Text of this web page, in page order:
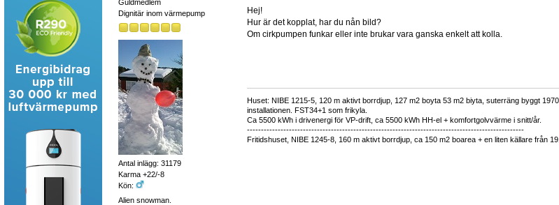
Guldmedlem
Dignitär inom värmepump
Antal inlägg: 31179
Karma +22/-8
Kön:
Alien snowman.
Hej!
Hur är det kopplat, har du nån bild?
Om cirkpumpen funkar eller inte brukar vara ganska enkelt att kolla.
Huset: NIBE 1215-5, 120 m aktivt borrdjup, 127 m2 boyta 53 m2 biyta, suterräng byggt
installationen. FST34+1 som frikyla.
Ca 5500 kWh i drivenergi för VP-drift, ca 5500 kWh HH-el + komfortgolvvärme i snitt/år.
---------------------------------------------------------------------------------------------------
Fritidshuset, NIBE 1245-8, 160 m aktivt borrdjup, ca 150 m2 boarea + en liten källare från